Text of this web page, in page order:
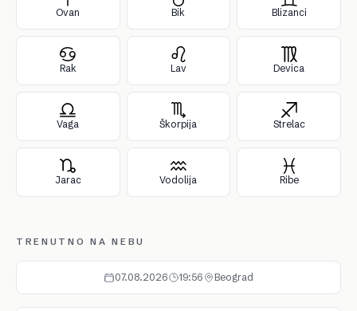
Ovan Bik Blizanci
Rak Lav Devica
Vaga Škorpija Strelac
Jarac Vodolija Ribe
TRENUTNO NA NEBU
07.08.2026 19:56 Beograd